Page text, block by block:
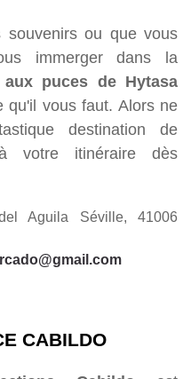
souvenirs ou que vous
immerger dans la
aux puces de Hytasa
qu'il vous faut. Alors ne
destination de
votre itinéraire dès
Aguila Séville, 41006
CABILDO